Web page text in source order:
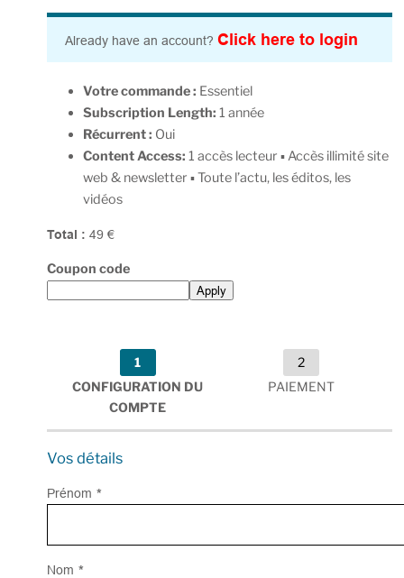
e
r
Already have an account? Click here to login
Votre commande : Essentiel
Subscription Length: 1 année
Récurrent : Oui
Content Access: 1 accès lecteur ▪︎ Accès illimité site
web & newsletter ▪︎ Toute l’actu, les éditos, les
vidéos
Total : 49 €
Coupon code
Apply
1
CONFIGURATION DU
COMPTE
2
PAIEMENT
Vos détails
Prénom *
Nom *